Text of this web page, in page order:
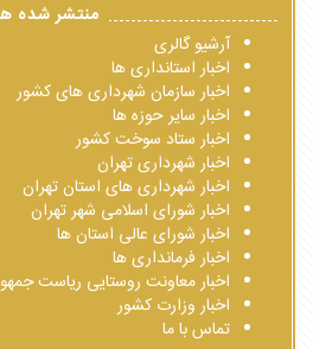
منتشر شده
آرشیو گالری
اخبار استانداری ها
اخبار سازمان شهرداری های کشور
اخبار سایر حوزه ها
اخبار ستاد سوخت کشور
اخبار شهرداری تهران
اخبار شهرداری های استان تهران
اخبار شورای اسلامی شهر تهران
اخبار شورای عالی استان ها
اخبار فرمانداری ها
اخبار معاونت روستایی ریاست
اخبار وزارت کشور
تماس با ما